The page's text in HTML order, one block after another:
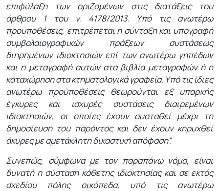
επιφύλαξη των οριζομένων στις διατάξεις του
άρθρου 1 του ν. 4178/2013. Υπό τις ανωτέρω
προϋποθέσεις, επιτρέπεται η σύνταξη και υπογραφή
συμβολαιογραφικών πράξεων συστάσεως
διηρημένων ιδιοκτησιών επί των ανωτέρω γηπέδων
και η μεταγραφή αυτών στα βιβλία μεταγραφών ή η
καταχώρηση στα κτηματολογικά γραφεία. Υπό τις ίδιες
ανωτέρω προϋποθέσεις θεωρούνται εξ υπαρχής
έγκυρες και ισχυρές συστάσεις διαιρεμένων
ιδιοκτησιών, οι οποίες έχουν συσταθεί μέχρι τη
δημοσίευση του παρόντος και δεν έχουν κηρυχθεί
άκυρες με αμετάκλητη δικαστική απόφαση".
Συνεπώς, σύμφωνα με τον παραπάνω νόμο, είναι
δυνατή η σύσταση κάθετης ιδιοκτησίας και σε εκτός
σχεδίου πόλης οικόπεδα, υπό τις ανωτέρω